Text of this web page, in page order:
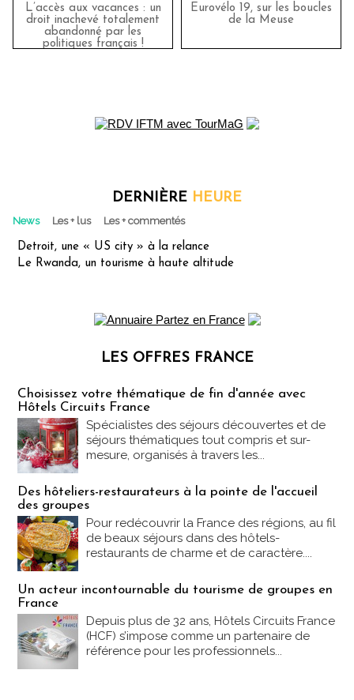
L’accès aux vacances : un
droit inachevé totalement
abandonné par les
politiques français !
Eurovélo 19, sur les boucles
de la Meuse
DERNIÈRE HEURE
News Les + lus Les + commentés
Detroit, une « US city » à la relance
Le Rwanda, un tourisme à haute altitude
LES OFFRES FRANCE
Choisissez votre thématique de fin d'année avec
Hôtels Circuits France
Spécialistes des séjours découvertes et de
séjours thématiques tout compris et sur-
mesure, organisés à travers les...
Des hôteliers-restaurateurs à la pointe de l'accueil
des groupes
Pour redécouvrir la France des régions, au fil
de beaux séjours dans des hôtels-
restaurants de charme et de caractère....
Un acteur incontournable du tourisme de groupes en
France
Depuis plus de 32 ans, Hôtels Circuits France
(HCF) s’impose comme un partenaire de
référence pour les professionnels...